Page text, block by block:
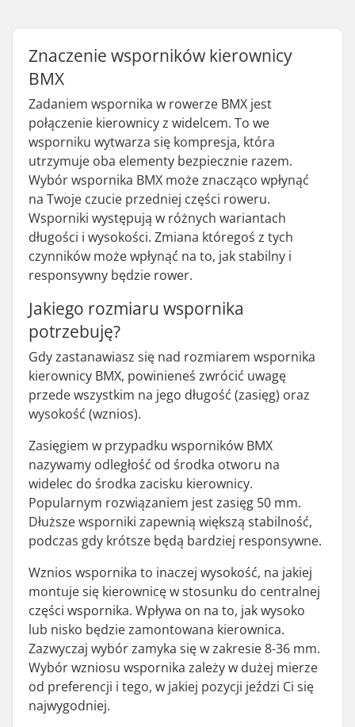
Znaczenie wsporników kierownicy
BMX
Zadaniem wspornika w rowerze BMX jest
połączenie kierownicy z widelcem. To we
wsporniku wytwarza się kompresja, która
utrzymuje oba elementy bezpiecznie razem.
Wybór wspornika BMX może znacząco wpłynąć
na Twoje czucie przedniej części roweru.
Wsporniki występują w różnych wariantach
długości i wysokości. Zmiana któregoś z tych
czynników może wpłynąć na to, jak stabilny i
responsywny będzie rower.
Jakiego rozmiaru wspornika
potrzebuję?
Gdy zastanawiasz się nad rozmiarem wspornika
kierownicy BMX, powinieneś zwrócić uwagę
przede wszystkim na jego długość (zasięg) oraz
wysokość (wznios).
Zasięgiem w przypadku wsporników BMX
nazywamy odległość od środka otworu na
widelec do środka zacisku kierownicy.
Popularnym rozwiązaniem jest zasięg 50 mm.
Dłuższe wsporniki zapewnią większą stabilność,
podczas gdy krótsze będą bardziej responsywne.
Wznios wspornika to inaczej wysokość, na jakiej
montuje się kierownicę w stosunku do centralnej
części wspornika. Wpływa on na to, jak wysoko
lub nisko będzie zamontowana kierownica.
Zazwyczaj wybór zamyka się w zakresie 8-36 mm.
Wybór wzniosu wspornika zależy w dużej mierze
od preferencji i tego, w jakiej pozycji jeździ Ci się
najwygodniej.